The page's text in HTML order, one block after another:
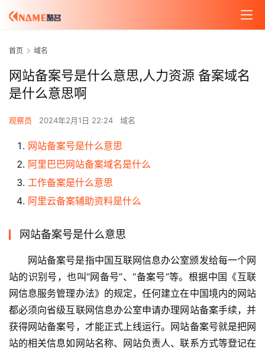
首页 域名
网站备案号是什么意思,人力资源 备案域名
是什么意思啊
观察员 2024年2月1日 22:24 域名
网站备案号是什么意思
阿里巴巴网站备案域名是什么
工作备案是什么意思
阿里云备案辅助资料是什么
网站备案号是什么意思
网站备案号是指中国互联网信息办公室颁发给每一个网
站的识别号，也叫“网备号”、“备案号”等。根据中国《互联
网信息服务管理办法》的规定，任何建立在中国境内的网站
都必须向省级互联网信息办公室申请办理网站备案手续，并
获得网站备案号，才能正式上线运行。网站备案号就是把网
站的相关信息如网站名称、网站负责人、联系方式等登记在